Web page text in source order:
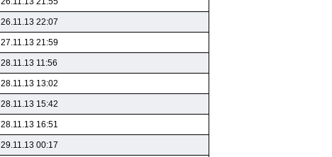
26.11.13 22:07
27.11.13 21:59
28.11.13 11:56
28.11.13 13:02
28.11.13 15:42
28.11.13 16:51
29.11.13 00:17